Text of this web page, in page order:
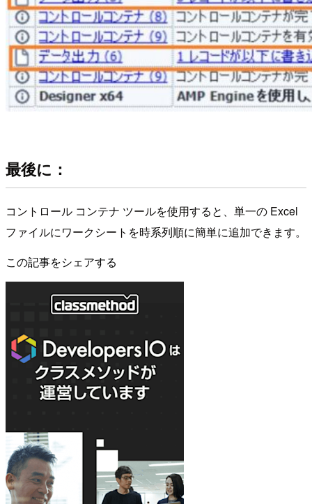
最後に：
コントロール コンテナ ツールを使用すると、単一の Excel
ファイルにワークシートを時系列順に簡単に追加できます。
この記事をシェアする